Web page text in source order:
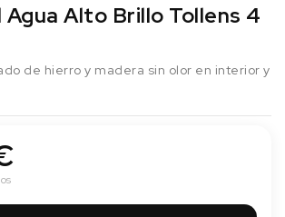
Agua Alto Brillo Tollens 4
de hierro y madera sin olor en interior y